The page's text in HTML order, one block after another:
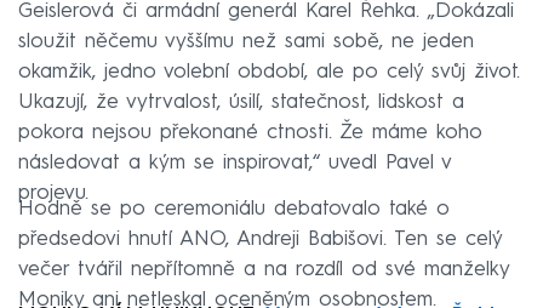
Geislerová či armádní generál Karel Řehka. „Dokázali
sloužit něčemu vyššímu než sami sobě, ne jeden
okamžik, jedno volební období, ale po celý svůj život.
Ukazují, že vytrvalost, úsilí, statečnost, lidskost a
pokora nejsou překonané ctnosti. Že máme koho
následovat a kým se inspirovat,“ uvedl Pavel v
projevu.
Hodně se po ceremoniálu debatovalo také o
předsedovi hnutí ANO, Andreji Babišovi. Ten se celý
večer tvářil nepřítomně a na rozdíl od své manželky
Moniky ani netleskal oceněným osobnostem.